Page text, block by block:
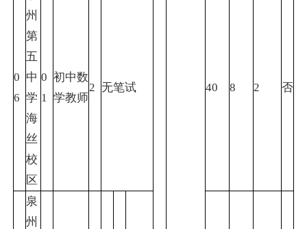
0
6
州
第
五
中
学
海
丝
校
区
0
1
初中数
学教师
2 无笔试 40 8 2 否
泉
州